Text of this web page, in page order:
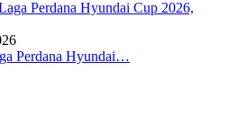
Perdana Hyundai…